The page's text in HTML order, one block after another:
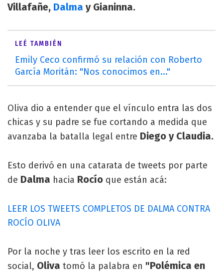
Villafañe, Dalma y Gianinna.
LEÉ TAMBIÉN
Emily Ceco confirmó su relación con Roberto
García Moritán: "Nos conocimos en..."
Oliva dio a entender que el vínculo entra las dos
chicas y su padre se fue cortando a medida que
avanzaba la batalla legal entre Diego y Claudia.
Esto derivó en una catarata de tweets por parte
de Dalma hacia Rocío que están acá:
LEER LOS TWEETS COMPLETOS DE DALMA CONTRA
ROCÍO OLIVA
Por la noche y tras leer los escrito en la red
social, Oliva tomó la palabra en "Polémica en